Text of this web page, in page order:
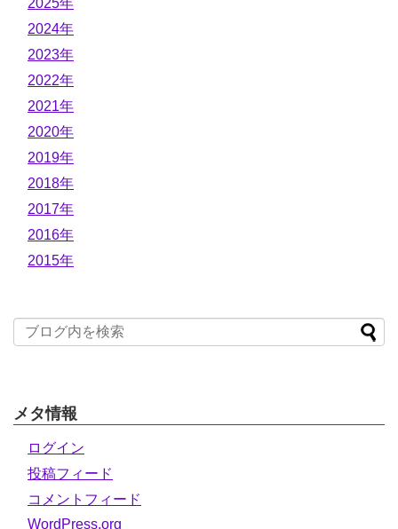
2025年
2024年
2023年
2022年
2021年
2020年
2019年
2018年
2017年
2016年
2015年
メタ情報
ログイン
投稿フィード
コメントフィード
WordPress.org